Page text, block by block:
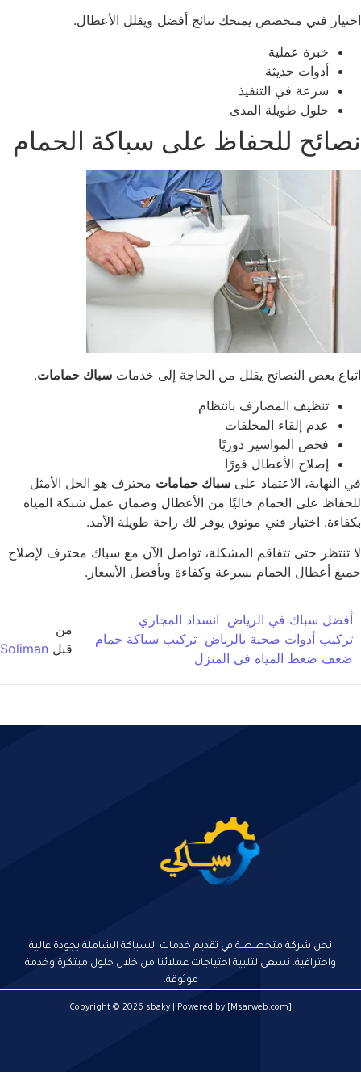
فني متخصص يمنحك نتائج أفضل ويقلل الأعطال.
خبرة عملية
أدوات حديثة
سرعة في التنفيذ
حلول طويلة المدى
للحفاظ على سباكة الحمام
بعض النصائح يقلل من الحاجة إلى خدماتسباك حمامات.
تنظيف المصارف بانتظام
عدم إلقاء المخلفات
فحص المواسير دوريًا
إصلاح الأعطال فورًا
النهاية، الاعتماد على سباك حماماتمحترف هو الحل الأمثل
على الحمام خاليًا من الأعطال وضمان عمل شبكة المياه
اختيار فني موثوق يوفر لك راحة طويلة الأمد.
تنتظر حتى تتفاقم المشكلة، تواصل الآن مع سباك محترف لإصلاح
أعطال الحمام بسرعة وكفاءة وبأفضل الأسعار.
سباك في الرياض انسداد المجاري
أدوات صحية بالرياض تركيب سباكة حمام
ضغط المياه في المنزل
من
قبل Soliman
نحن شركة متخصصة في تقديم خدمات السباكة الشاملة بجودة عالية
واحترافية. نسعى لتلبية احتياجات عملائنا من خلال حلول مبتكرة وخدمة
موثوقة.
Copyright © 2026 sbaky | Powered by [Msarweb.com]